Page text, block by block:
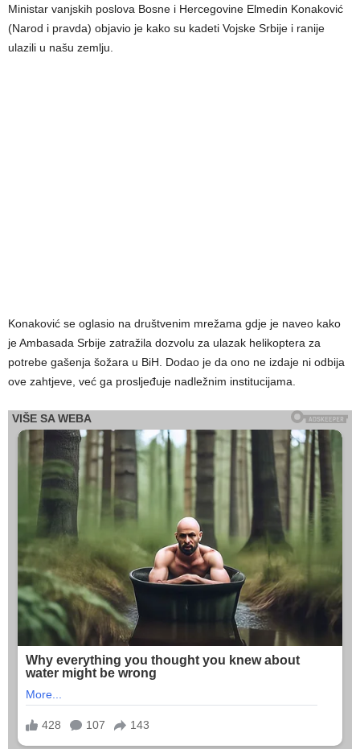
Ministar vanjskih poslova Bosne i Hercegovine Elmedin Konaković
(Narod i pravda) objavio je kako su kadeti Vojske Srbije i ranije
ulazili u našu zemlju.
Konaković se oglasio na društvenim mrežama gdje je naveo kako
je Ambasada Srbije zatražila dozvolu za ulazak helikoptera za
potrebe gašenja šožara u BiH. Dodao je da ono ne izdaje ni odbija
ove zahtjeve, već ga prosljeđuje nadležnim institucijama.